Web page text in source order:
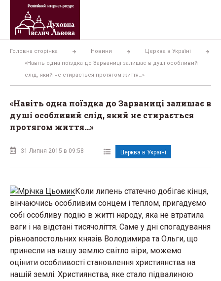
Перейти
вмісту
Головна сторінка Новини
Церква в Україні
«Навіть одна поїздка до Зарваниці залишає в душі особливий
слід, який не стирається протягом життя…»
«Навіть одна поїздка до Зарваниці залишає в
душі особливий слід, який не стирається
протягом життя…»
31 Липня 2015 в 09:58 Церква в Україні
Коли липень статечно добігає кінця,
вінчаючись особливим сонцем і теплом, пригадуємо
собі особливу подію в житті народу, яка не втратила
ваги і на відстані тисячоліття. Саме у дні спогадування
рівноапостольних князів Володимира та Ольги, що
принесли на нашу землю світло віри, можемо
оцінити особливості становлення християнства на
нашій землі. Християнства, яке стало підвалиною